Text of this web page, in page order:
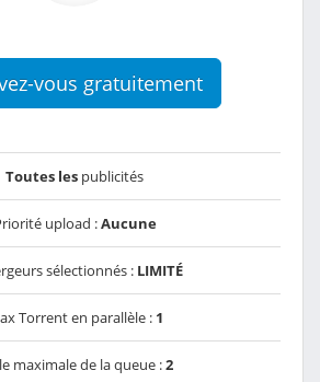
vous gratuitement
Toutes les publicités
upload :Aucune
sélectionnés : LIMITÉ
Torrent en parallèle : 1
maximale de la queue :2